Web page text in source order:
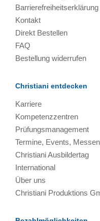
Barrierefreiheitserklärung
Kontakt
Direkt Bestellen
FAQ
Bestellung widerrufen
Christiani entdecken
Karriere
Kompetenzzentren
Prüfungsmanagement
Termine, Events, Messen
Christiani Ausbildertag
International
Über uns
Christiani Produktions